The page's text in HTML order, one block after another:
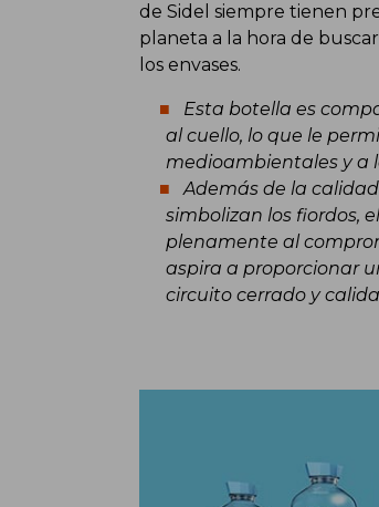
de Sidel siempre tienen
planeta a la hora de
los envases.
Esta botella es
al cuello, lo que le
medioambientales y a
Además de la
simbolizan los fiordos,
plenamente al
aspira a proporcionar
circuito cerrado y